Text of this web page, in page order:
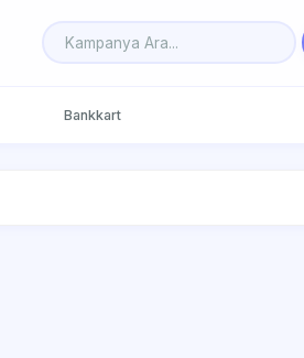
Bankkart